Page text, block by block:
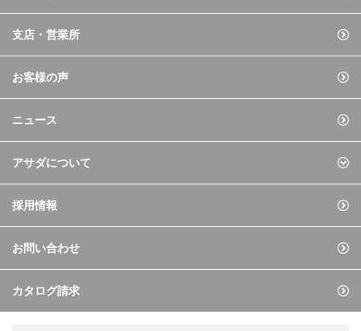
支店・営業所
お客様の声
ニュース
アサダについて
採用情報
お問い合わせ
カタログ請求